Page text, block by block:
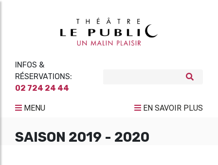
INFOS &
RÉSERVATIONS:
02 724 24 44
MENU EN SAVOIR PLUS
SAISON 2019 - 2020